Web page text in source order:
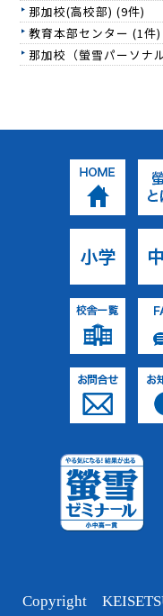
那加校(高校部) (9件)
教育本部センター (1件)
那加校（螢雪パーソナ
Copyright